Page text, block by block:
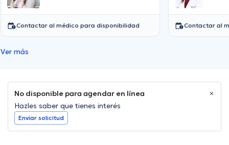
Contactar al médico para disponibilidad Contactar al
Ver más
No disponible para agendar en línea
Hazles saber que tienes interés
Enviar solicitud